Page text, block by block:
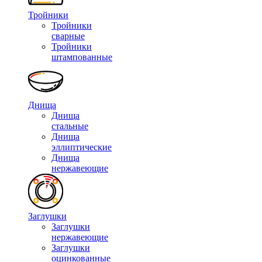
Тройники
Тройники
сварные
Тройники
штампованные
Днища
Днища
стальные
Днища
эллиптические
Днища
нержавеющие
Заглушки
Заглушки
нержавеющие
Заглушки
оцинкованные